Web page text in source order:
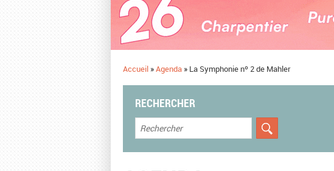
Accueil »Agenda » La Symphonie nº 2 de Mahler
RECHERCHER